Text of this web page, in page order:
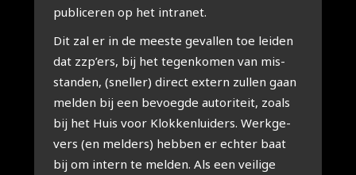
publi­ce­ren op het intra­net.
Dit zal er in de mees­te geval­len toe lei­den
dat zzp’ers, bij het tegen­ko­men van mis­
stan­den, (snel­ler) direct extern zul­len gaan
mel­den bij een bevoeg­de auto­ri­teit, zoals
bij het Huis voor Klok­ken­lui­ders. Werk­ge­
vers (en mel­ders) heb­ben er ech­ter baat
bij om intern te mel­den. Als een vei­li­ge